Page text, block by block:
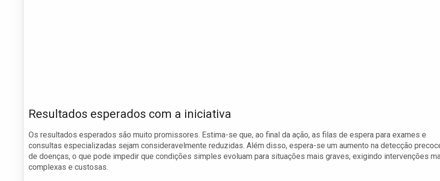
Resultados esperados com a iniciativa
Os resultados esperados são muito promissores. Estima-se que, ao final da ação, as filas de espera para exames e
consultas especializadas sejam consideravelmente reduzidas. Além disso, espera-se um aumento na detecção
de doenças, o que pode impedir que condições simples evoluam para situações mais graves, exigindo intervenções
complexas e custosas.